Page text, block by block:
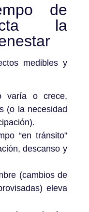
de
la
medibles y
varía o crece,
(o la necesidad
“en tránsito”
descanso y
(cambios de
eleva